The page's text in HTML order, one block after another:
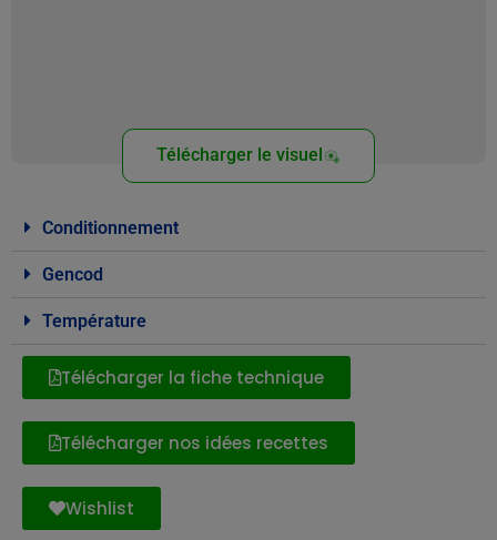
Télécharger le visuel
Conditionnement
Gencod
Température
Télécharger la fiche technique
Télécharger nos idées recettes
Wishlist